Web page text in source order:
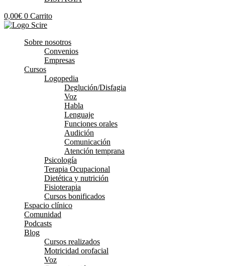
0,00€ 0 Carrito
Sobre nosotros
Convenios
Empresas
Cursos
Logopedia
Deglución/Disfagia
Voz
Habla
Lenguaje
Funciones orales
Audición
Comunicación
Atención temprana
Psicología
Terapia Ocupacional
Dietética y nutrición
Fisioterapia
Cursos bonificados
Espacio clínico
Comunidad
Podcasts
Blog
Cursos realizados
Motricidad orofacial
Voz